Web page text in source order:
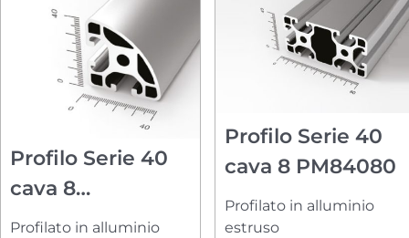
Profilo Serie 40
cava 8
PM84040R23
Profilato in alluminio
Profilo Serie 40
cava 8 PM84080
Profilato in alluminio
estruso